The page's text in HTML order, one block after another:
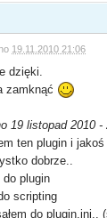
19.11.2010 21:06
dzięki.
zamknąć
19 listopad 2010 -
ten plugin i jakoś
dobrze..
do plugin
scripting
do plugin.ini..